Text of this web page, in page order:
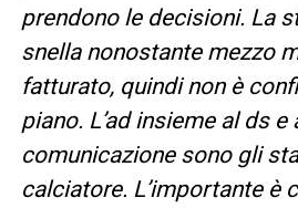
prendono le decisioni. La
snella nonostante mezzo
fatturato, quindi non è
piano. L’ad insieme al ds
comunicazione sono gli
calciatore. L’importante è